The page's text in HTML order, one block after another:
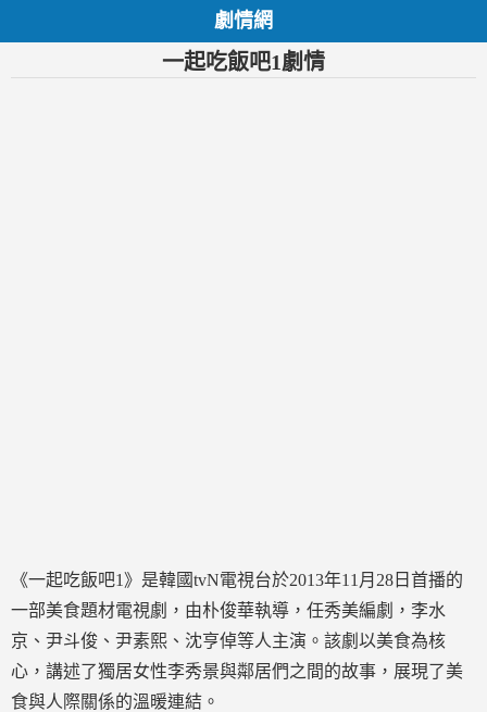
劇情網
一起吃飯吧1劇情
《一起吃飯吧1》是韓國tvN電視台於2013年11月28日首播的
一部美食題材電視劇，由朴俊華執導，任秀美編劇，李水
京、尹斗俊、尹素熙、沈亨倬等人主演。該劇以美食為核
心，講述了獨居女性李秀景與鄰居們之間的故事，展現了美
食與人際關係的溫暖連結。